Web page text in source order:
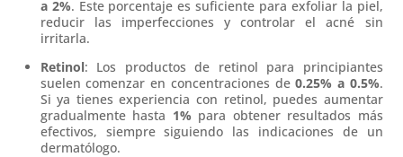
a 2%. Este porcentaje es suficiente para exfoliar la piel,
reducir las imperfecciones y controlar el acné sin
irritarla.
Retinol: Los productos de retinol para principiantes
suelen comenzar en concentraciones de0.25% a 0.5%.
Si ya tienes experiencia con retinol, puedes aumentar
gradualmente hasta 1% para obtener resultados más
efectivos, siempre siguiendo las indicaciones de un
dermatólogo.